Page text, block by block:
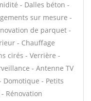
- Dalles béton -
sur mesure -
de parquet -
- Chauffage
cirés - Verrière -
- Antenne TV
- Petits
Rénovation